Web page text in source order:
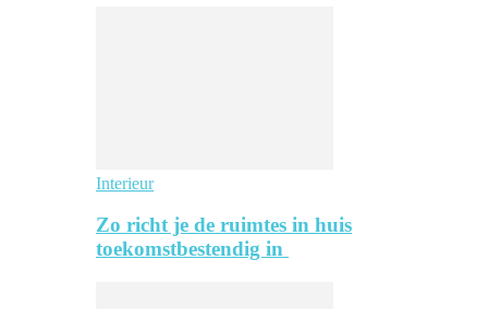
Interieur
Zo richt je de ruimtes in huis
toekomstbestendig in